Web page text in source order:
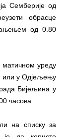
6. и
Вера
Семберије од
обрасце
од 0.80
матичном уреду
или у Одјељењу
Бијељина у
часова.
на списку за